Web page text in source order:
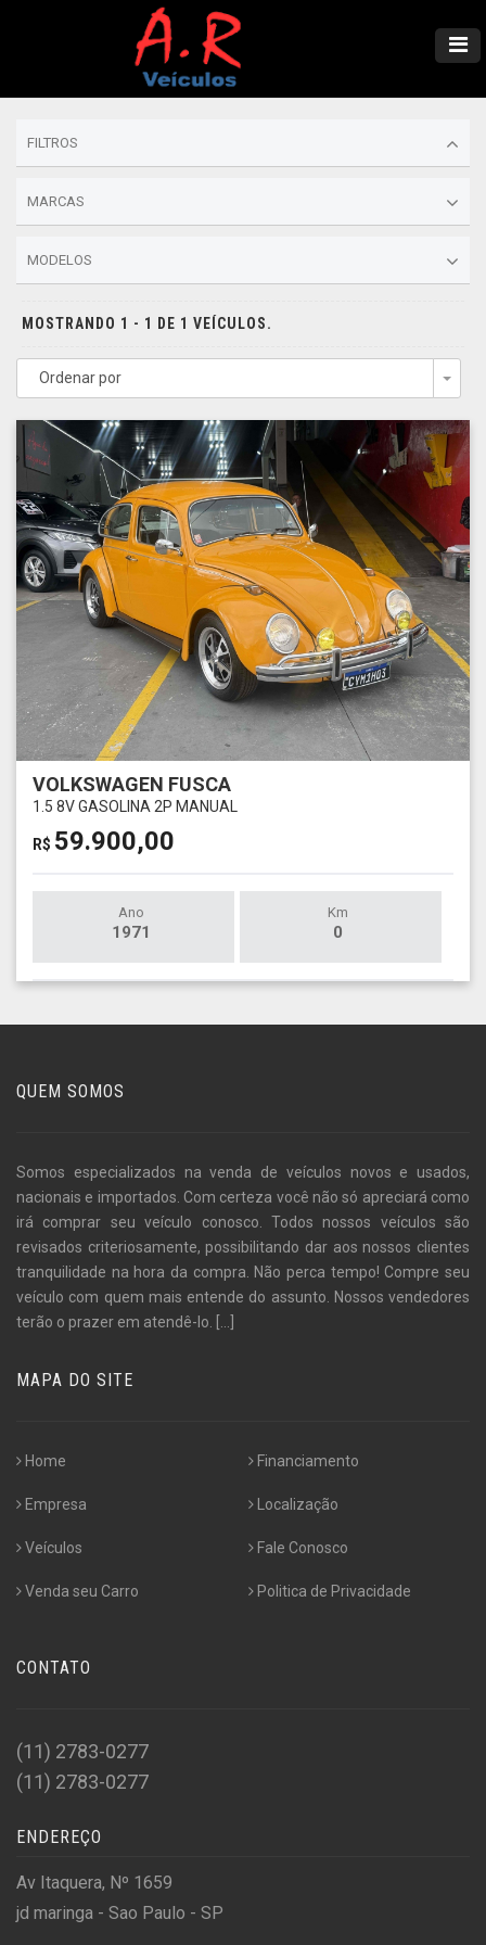
FILTROS
MARCAS
MODELOS
MOSTRANDO 1 - 1 DE 1 VEÍCULOS.
Ordenar por
VOLKSWAGEN FUSCA
1.5 8V GASOLINA 2P MANUAL
R$ 59.900,00
Ano
1971
Km
0
QUEM SOMOS
Somos especializados na venda de veículos novos e usados,
nacionais e importados. Com certeza você não só apreciará como
irá comprar seu veículo conosco. Todos nossos veículos são
revisados criteriosamente, possibilitando dar aos nossos clientes
tranquilidade na hora da compra. Não perca tempo! Compre seu
veículo com quem mais entende do assunto. Nossos vendedores
terão o prazer em atendê-lo. [...]
MAPA DO SITE
Home
Empresa
Veículos
Venda seu Carro
Financiamento
Localização
Fale Conosco
Politica de Privacidade
CONTATO
(11) 2783-0277
(11) 2783-0277
ENDEREÇO
Av Itaquera, Nº 1659
jd maringa - Sao Paulo - SP